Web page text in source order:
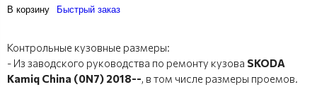
В корзину Быстрый заказ
Контрольные кузовные размеры:
- Из заводского руководства по ремонту кузова SKODA
Kamiq China (0N7) 2018--, в том числе размеры проемов.